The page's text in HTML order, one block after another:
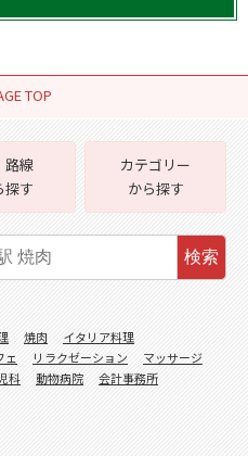
TOP
路線
探す
カテゴリー
から探す
検索
焼肉
イタリア料理
ェ リラクゼーション
マッサージ
科 動物病院
会計事務所